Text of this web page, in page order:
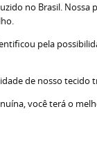
no Brasil.
pela
de nosso
você terá o